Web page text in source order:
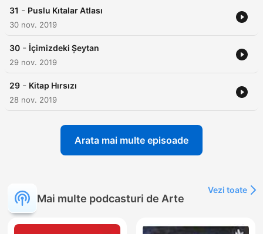
31 - Puslu Kıtalar Atlası
30 nov. 2019
30 - İçimizdeki Şeytan
29 nov. 2019
29 - Kitap Hırsızı
28 nov. 2019
Arata mai multe episoade
Mai multe podcasturi de Arte
Vezi toate